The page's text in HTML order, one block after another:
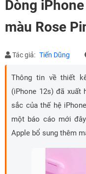
Dòng
màu Rose
Tác giả: Tiến Dũng
Thông tin về thiết
(iPhone 12s) đã xuất
sắc của thế hệ
một báo cáo mới
Apple bổ sung thêm